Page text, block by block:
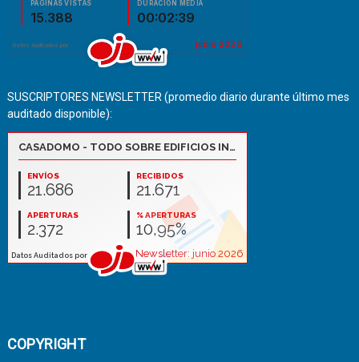
SUSCRIPTORES NEWSLETTER (promedio diario durante último mes
auditado disponible):
COPYRIGHT